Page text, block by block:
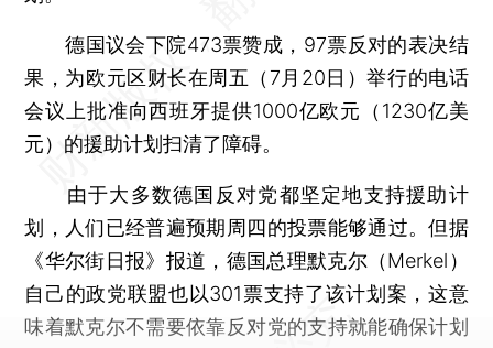
德国议会下院473票赞成，97票反对的表决结
果，为欧元区财长在周五（7月20日）举行的电话
会议上批准向西班牙提供1000亿欧元（1230亿美
元）的援助计划扫清了障碍。
由于大多数德国反对党都坚定地支持援助计
划，人们已经普遍预期周四的投票能够通过。但据
《华尔街日报》报道，德国总理默克尔（Merkel）
自己的政党联盟也以301票支持了该计划案，这意
味着默克尔不需要依靠反对党的支持就能确保计划